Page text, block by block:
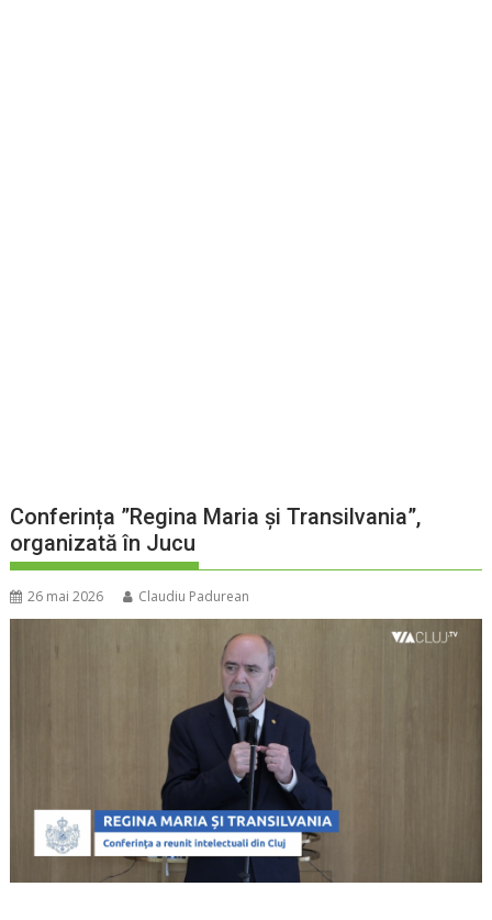
Conferința ”Regina Maria și Transilvania”,
organizată în Jucu
26 mai 2026 Claudiu Padurean